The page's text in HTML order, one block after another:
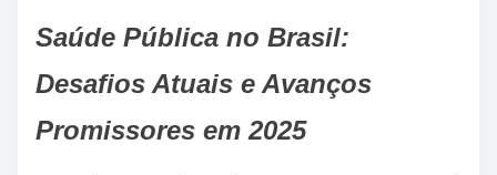
Saúde Pública no Brasil:
Desafios Atuais e Avanços
Promissores em 2025